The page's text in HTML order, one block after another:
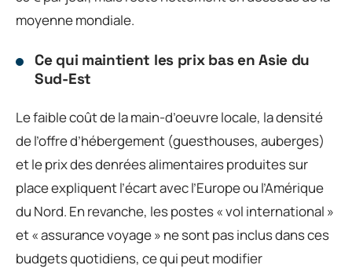
moyenne mondiale.
Ce qui maintient les prix bas en Asie du
Sud-Est
Le faible coût de la main-d’oeuvre locale, la densité
de l’offre d’hébergement (guesthouses, auberges)
et le prix des denrées alimentaires produites sur
place expliquent l’écart avec l’Europe ou l’Amérique
du Nord. En revanche, les postes « vol international »
et « assurance voyage » ne sont pas inclus dans ces
budgets quotidiens, ce qui peut modifier